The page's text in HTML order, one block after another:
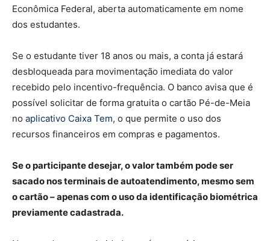
Econômica Federal, aberta automaticamente em nome
dos estudantes.
Se o estudante tiver 18 anos ou mais, a conta já estará
desbloqueada para movimentação imediata do valor
recebido pelo incentivo-frequência. O banco avisa que é
possível solicitar de forma gratuita o cartão Pé-de-Meia
no aplicativo Caixa Tem, o que permite o uso dos
recursos financeiros em compras e pagamentos.
Se o participante desejar, o valor também pode ser
sacado nos terminais de autoatendimento, mesmo sem
o cartão – apenas com o uso da identificação biométrica
previamente cadastrada.